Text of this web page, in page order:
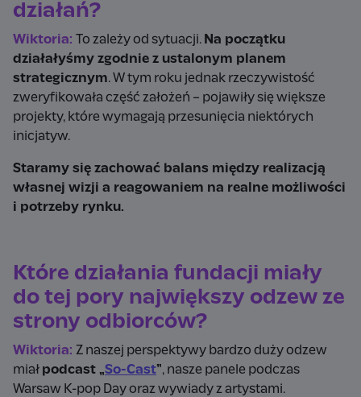
działań?
Wiktoria: To zależy od sytuacji. Na początku
działałyśmy zgodnie z ustalonym planem
strategicznym. W tym roku jednak rzeczywistość
zweryfikowała część założeń – pojawiły się większe
projekty, które wymagają przesunięcia niektórych
inicjatyw.
Staramy się zachować balans między realizacją
własnej wizji a reagowaniem na realne możliwości
i potrzeby rynku.
Które działania fundacji miały
do tej pory największy odzew ze
strony odbiorców?
Wiktoria: Z naszej perspektywy bardzo duży odzew
miał podcast „So-Cast”, nasze panele podczas
Warsaw K-pop Day oraz wywiady z artystami.